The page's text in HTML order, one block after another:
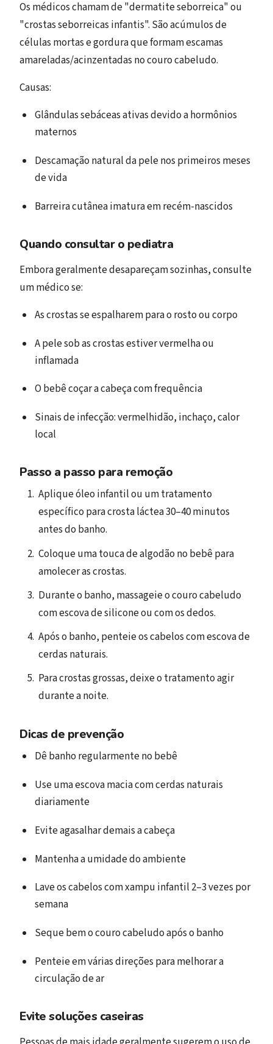
Os médicos chamam de "dermatite seborreica" ou
"crostas seborreicas infantis". São acúmulos de
células mortas e gordura que formam escamas
amareladas/acinzentadas no couro cabeludo.
Causas:
Glândulas sebáceas ativas devido a hormônios
maternos
Descamação natural da pele nos primeiros meses
de vida
Barreira cutânea imatura em recém-nascidos
Quando consultar o pediatra
Embora geralmente desapareçam sozinhas, consulte
um médico se:
As crostas se espalharem para o rosto ou corpo
A pele sob as crostas estiver vermelha ou
inflamada
O bebê coçar a cabeça com frequência
Sinais de infecção: vermelhidão, inchaço, calor
local
Passo a passo para remoção
Aplique óleo infantil ou um tratamento
específico para crosta láctea 30–40 minutos
antes do banho.
Coloque uma touca de algodão no bebê para
amolecer as crostas.
Durante o banho, massageie o couro cabeludo
com escova de silicone ou com os dedos.
Após o banho, penteie os cabelos com escova de
cerdas naturais.
Para crostas grossas, deixe o tratamento agir
durante a noite.
Dicas de prevenção
Dê banho regularmente no bebê
Use uma escova macia com cerdas naturais
diariamente
Evite agasalhar demais a cabeça
Mantenha a umidade do ambiente
Lave os cabelos com xampu infantil 2–3 vezes por
semana
Seque bem o couro cabeludo após o banho
Penteie em várias direções para melhorar a
circulação de ar
Evite soluções caseiras